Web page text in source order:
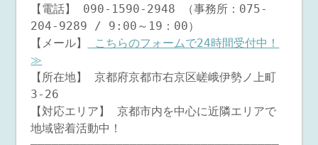
【電話】 090-1590-2948 （事務所：075-
204-9289 / 9:00～19：00）
【メール】
こちらのフォームで24時間受付中！
≫
【所在地】 京都府京都市右京区嵯峨伊勢ノ上町
3-26
【対応エリア】 京都市内を中心に近隣エリアで
地域密着活動中！